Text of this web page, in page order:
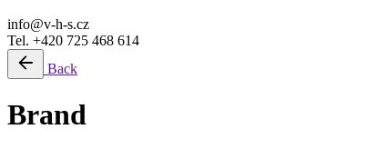
info@v-h-s.cz
Tel. +420 725 468 614
Back
Brand